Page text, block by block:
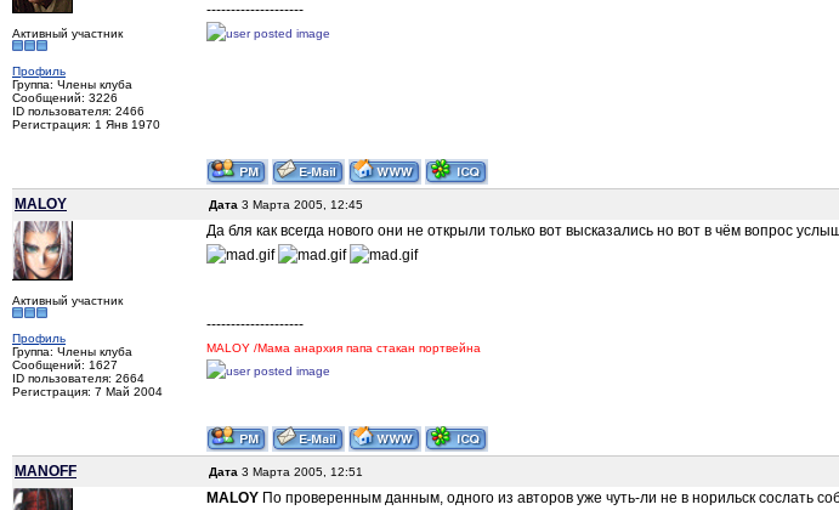
Активный участник
Профиль
Группа: Члены клуба
Сообщений: 3226
ID пользователя: 2466
Регистрация: 1 Янв 1970
--------------------
MALOY
Дата 3 Марта 2005, 12:45
Активный участник
Профиль
Группа: Члены клуба
Сообщений: 1627
ID пользователя: 2664
Регистрация: 7 Май 2004
Да бля как всегда нового они не открыли только вот высказались но вот в чём
--------------------
MALOY /Мама анархия папа стакан портвейна
MANOFF
Дата 3 Марта 2005, 12:51
MALOY По проверенным данным, одного из авторов уже чуть-ли не в норильск сослать